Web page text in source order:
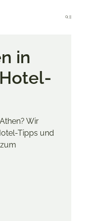
Menu
in
Wir
Tipps und